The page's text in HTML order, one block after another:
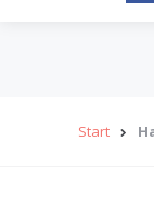
Start